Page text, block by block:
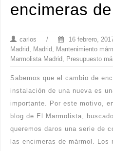
encimeras
carlos / 16 febrero,
Madrid Madrid Mantenimiento
Marmolista Madrid Presupuesto
Sabemos que el cambio de
instalación de una nueva es
importante. Por este motivo,
blog de El Marmolista,
queremos daros una serie de
las encimeras de mármol.